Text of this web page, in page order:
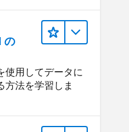
の
使用してデータに
方法を学習しま